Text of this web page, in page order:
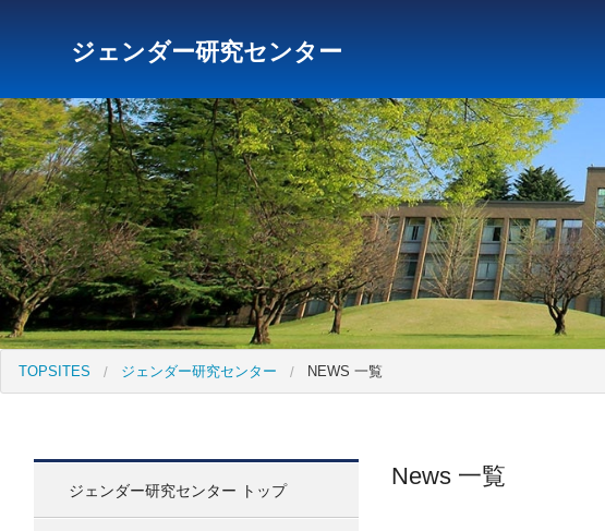
ジェンダー研究センター
研究所トップ 教育研究所 社会科学研究所 キリスト教と文化研究所
TOPSITES ジェンダー研究センター NEWS 一覧
ジェンダー研究センター トップ News 一覧